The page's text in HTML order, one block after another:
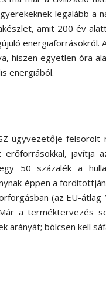
legalább a
amit 200 év
hiszen egyetlen óra
energiából.
ügyvezetője
erőforrásokkal, javítja
50 százalék a
éppen a
(az EU-
a terméktervezés
arányát; bölcsen kell